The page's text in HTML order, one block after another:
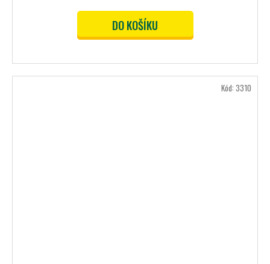
DO KOŠÍKU
Kód: 3310